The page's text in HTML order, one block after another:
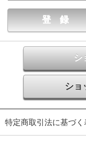
シ
ショ
特定商取引法に基づく